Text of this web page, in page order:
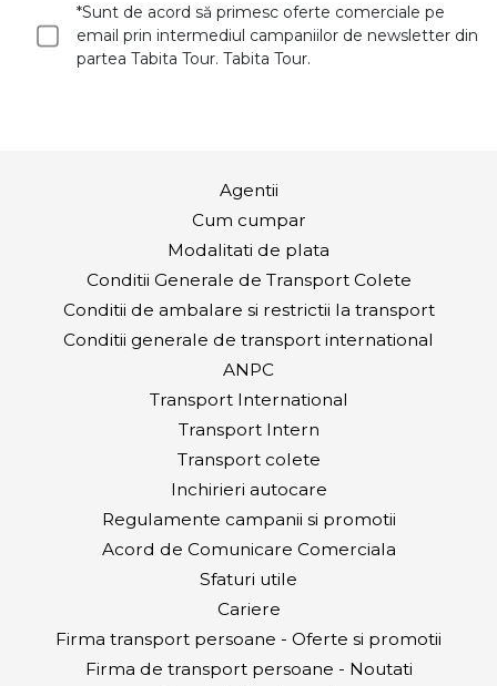
*Sunt de acord să primesc oferte comerciale pe
email prin intermediul campaniilor de newsletter din
partea Tabita Tour. Tabita Tour.
Agentii
Cum cumpar
Modalitati de plata
Conditii Generale de Transport Colete
Conditii de ambalare si restrictii la transport
Conditii generale de transport international
ANPC
Transport International
Transport Intern
Transport colete
Inchirieri autocare
Regulamente campanii si promotii
Acord de Comunicare Comerciala
Sfaturi utile
Cariere
Firma transport persoane - Oferte si promotii
Firma de transport persoane - Noutati